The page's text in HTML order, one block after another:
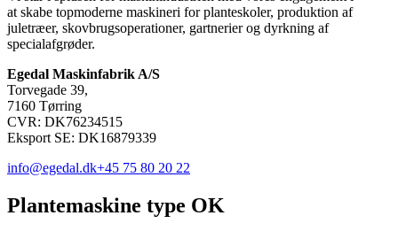
at skabe topmoderne maskineri for planteskoler, produktion af
juletræer, skovbrugsoperationer, gartnerier og dyrkning af
specialafgrøder.
Egedal Maskinfabrik A/S
Torvegade 39,
7160 Tørring
CVR: DK76234515
Eksport SE: DK16879339
info@egedal.dk+45 75 80 20 22
Plantemaskine type OK